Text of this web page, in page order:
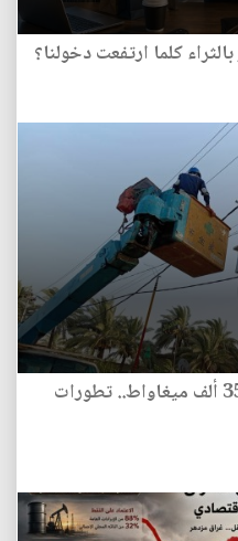
كلما ارتفعت دخولنا؟
عجز الكهرباء في العراق يتجاوز 35 ألف ميغاواط.. تطورات